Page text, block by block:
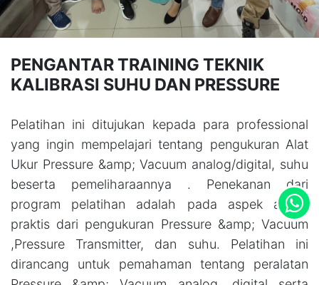
PENGANTAR TRAINING TEKNIK
KALIBRASI SUHU DAN PRESSURE
Pelatihan ini ditujukan kepada para professional
yang ingin mempelajari tentang pengukuran Alat
Ukur Pressure &amp; Vacuum analog/digital, suhu
beserta pemeliharaannya . Penekanan dari
program pelatihan adalah pada aspek aspek
praktis dari pengukuran Pressure &amp; Vacuum
,Pressure Transmitter, dan suhu. Pelatihan ini
dirancang untuk pemahaman tentang peralatan